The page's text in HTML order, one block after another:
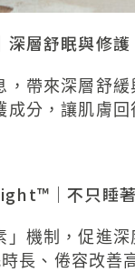
深層舒眠與修護
帶來深層舒緩
成分，讓肌膚回
™ ｜不只睡
」機制，促進深
長、倦容改善